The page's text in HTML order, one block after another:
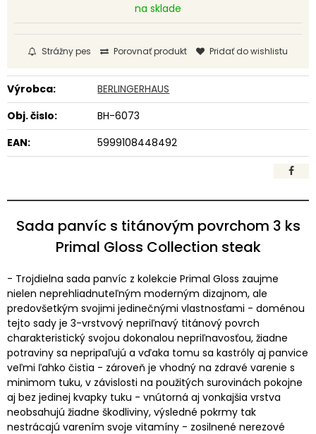
na sklade
Strážny pes Porovnať produkt Pridať do wishlistu
Výrobca:
BERLINGERHAUS
Obj. čislo:
BH-6073
EAN:
5999108448492
Sada panvíc s titánovým povrchom 3 ks
Primal Gloss Collection steak
- Trojdielna sada panvíc z kolekcie Primal Gloss zaujme
nielen neprehliadnuteľným moderným dizajnom, ale
predovšetkým svojimi jedinečnými vlastnosťami - doménou
tejto sady je 3-vrstvový nepriľnavý titánový povrch
charakteristický svojou dokonalou nepriľnavosťou, žiadne
potraviny sa nepripaľujú a vďaka tomu sa kastróly aj panvice
veľmi ľahko čistia - zároveň je vhodný na zdravé varenie s
minimom tuku, v závislosti na použitých surovinách pokojne
aj bez jedinej kvapky tuku - vnútorná aj vonkajšia vrstva
neobsahujú žiadne škodliviny, výsledné pokrmy tak
nestrácajú varením svoje vitamíny - zosilnené nerezové